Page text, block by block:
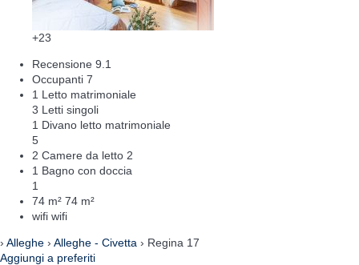
+23
Recensione 9.1
Occupanti 7
1 Letto matrimoniale
3 Letti singoli
1 Divano letto matrimoniale
5
2 Camere da letto 2
1 Bagno con doccia
1
74 m² 74 m²
wifi wifi
› Alleghe › Alleghe - Civetta › Regina 17
Aggiungi a preferiti